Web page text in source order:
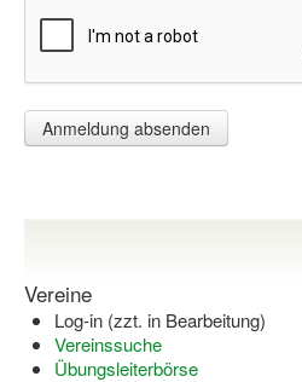
Reha-Sportangebote in NRW
Wir über uns "Leitbild"
Sporthelferforum
Kinder- und
Vereine
Log-in (zzt. in Bearbeitung)
Vereinssuche
Übungsleiterbörse